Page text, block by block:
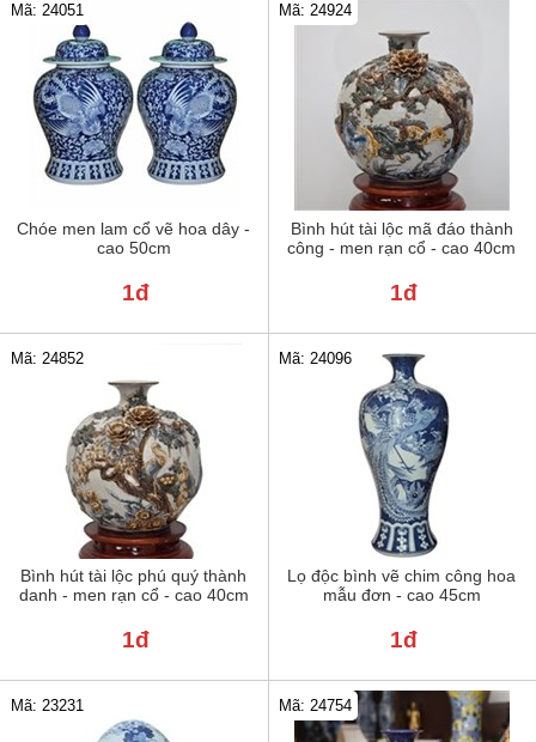
Chóe men lam cổ vẽ hoa dây -
cao 50cm
Mã: 24051
1đ
Bình hút tài lộc mã đáo thành
công - men rạn cổ - cao 40cm
Mã: 24924
1đ
Bình hút tài lộc phú quý thành
danh - men rạn cổ - cao 40cm
Mã: 24852
1đ
Lọ độc bình vẽ chim công hoa
mẫu đơn - cao 45cm
Mã: 24096
1đ
Mã: 23231 Mã: 24754